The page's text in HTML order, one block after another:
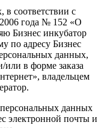
в соответствии с
года № 152 «О
Бизнес инкубатор
по адресу Бизнес
данных,
в форме заказа
владельцем
данных
электронной почты и